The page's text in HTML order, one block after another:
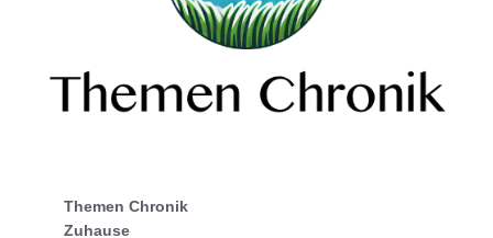
Themen Chronik
Zuhause